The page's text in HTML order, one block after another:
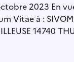
2023 En
Vitae à :
14740